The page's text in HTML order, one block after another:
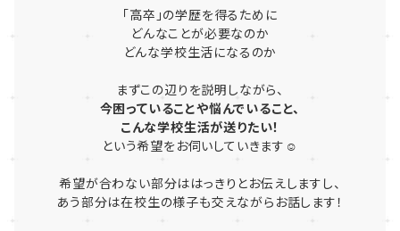
「高卒」の学歴を得るために
どんなことが必要なのか
どんな学校生活になるのか
まずこの辺りを説明しながら、
今困っていることや悩んでいること、
こんな学校生活が送りたい！
という希望をお伺いしていきます☺
希望が合わない部分ははっきりとお伝えしますし、
あう部分は在校生の様子も交えながらお話します！